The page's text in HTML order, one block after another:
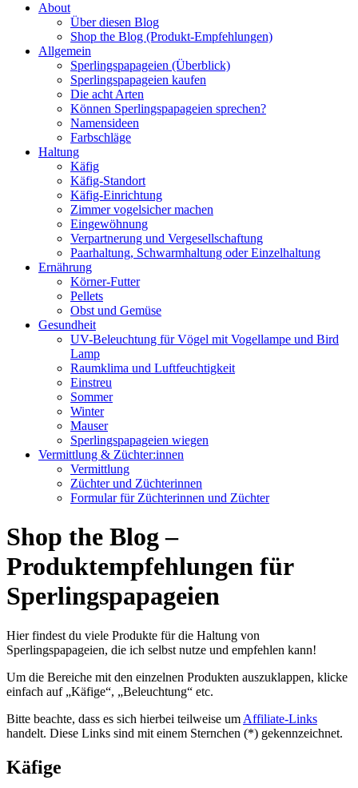
About
Über diesen Blog
Shop the Blog (Produkt-Empfehlungen)
Allgemein
Sperlingspapageien (Überblick)
Sperlingspapageien kaufen
Die acht Arten
Können Sperlingspapageien sprechen?
Namensideen
Farbschläge
Haltung
Käfig
Käfig-Standort
Käfig-Einrichtung
Zimmer vogelsicher machen
Eingewöhnung
Verpartnerung und Vergesellschaftung
Paarhaltung, Schwarmhaltung oder Einzelhaltung
Ernährung
Körner-Futter
Pellets
Obst und Gemüse
Gesundheit
UV-Beleuchtung für Vögel mit Vogellampe und Bird
Lamp
Raumklima und Luftfeuchtigkeit
Einstreu
Sommer
Winter
Mauser
Sperlingspapageien wiegen
Vermittlung & Züchter:innen
Vermittlung
Züchter und Züchterinnen
Formular für Züchterinnen und Züchter
Shop the Blog –
Produktempfehlungen für
Sperlingspapageien
Hier findest du viele Produkte für die Haltung von
Sperlingspapageien, die ich selbst nutze und empfehlen kann!
Um die Bereiche mit den einzelnen Produkten auszuklappen, klicke
einfach auf „Käfige“, „Beleuchtung“ etc.
Bitte beachte, dass es sich hierbei teilweise um Affiliate-Links
handelt. Diese Links sind mit einem Sternchen (*) gekennzeichnet.
Käfige